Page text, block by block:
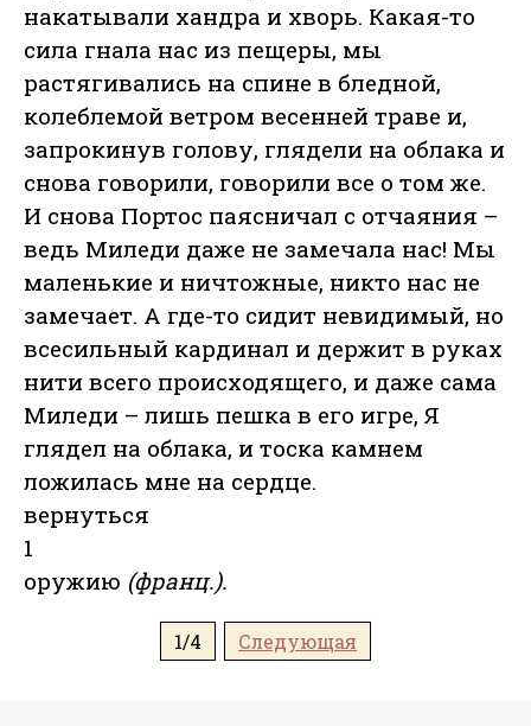
накатывали хандра и хворь. Какая-то
сила гнала нас из пещеры, мы
растягивались на спине в бледной,
колеблемой ветром весенней траве и,
запрокинув голову, глядели на облака и
снова говорили, говорили все о том же.
И снова Портос паясничал с отчаяния –
ведь Миледи даже не замечала нас! Мы
маленькие и ничтожные, никто нас не
замечает. А где-то сидит невидимый, но
всесильный кардинал и держит в руках
нити всего происходящего, и даже сама
Миледи – лишь пешка в его игре, Я
глядел на облака, и тоска камнем
ложилась мне на сердце.
вернуться
1
оружию (франц.).
1/4 Следующая